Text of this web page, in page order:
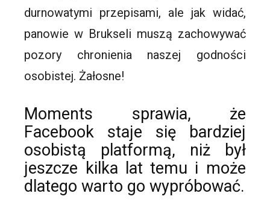
durnowatymi przepisami, ale jak widać,
panowie w Brukseli muszą zachowywać
pozory chronienia naszej godności
osobistej. Żałosne!
Moments sprawia, że
Facebook staje się bardziej
osobistą platformą, niż był
jeszcze kilka lat temu i może
dlatego warto go wypróbować.